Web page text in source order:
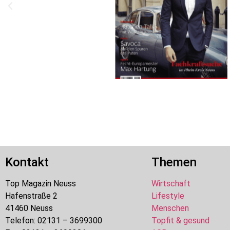
Kontakt
Top Magazin Neuss
Hafenstraße 2
41460 Neuss
Telefon: 02131 – 3699300
Themen
Wirtschaft
Lifestyle
Menschen
Topfit & gesund